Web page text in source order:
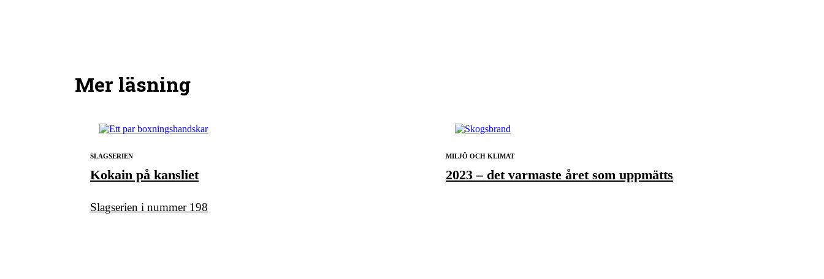
Mer läsning
SLAGSERIEN
Kokain på kansliet
Slagserien i nummer 198
MILJÖ OCH KLIMAT
2023 – det varmaste året som uppmätts